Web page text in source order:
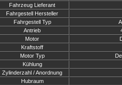
Fahrzeug Lieferant
Fahrgestell Hersteller
Fahrgestell Typ
Antrieb
Motor
Kraftstoff
Motor Typ
Kühlung
Zylinderzahl / Anordnung
Hubraum